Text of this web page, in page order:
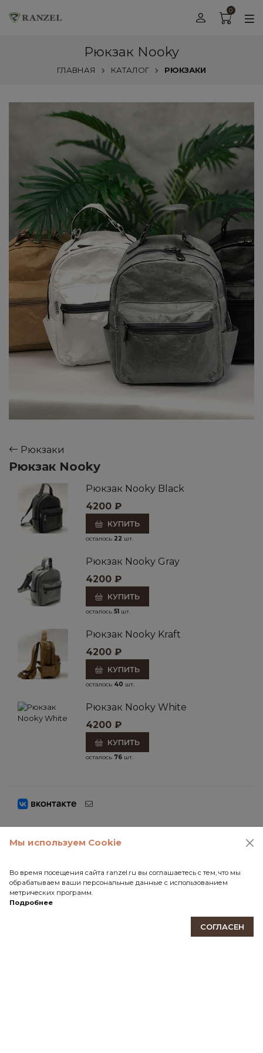
0
Рюкзак Nooky
ГЛАВНАЯ КАТАЛОГ РЮКЗАКИ
Рюкзаки
Рюкзак Nooky
Рюкзак Nooky Black
4200 ₽
КУПИТЬ
осталось 22 шт.
Рюкзак Nooky Gray
4200 ₽
КУПИТЬ
осталось 51 шт.
Рюкзак Nooky Kraft
4200 ₽
КУПИТЬ
осталось 40 шт.
Рюкзак Nooky White
4200 ₽
КУПИТЬ
осталось 76шт.
Будьте в курсе событий мира Ranzel! Новые модели,
эксклюзивные предложения, акции и скидки.
ПОДПИСАТЬСЯ
Мы используем Cookie
Во время посещения сайта ranzel.ru вы соглашаетесь с тем, что мы
обрабатываем ваши персональные данные с использованием
метрических программ.
Подробнее
СОГЛАСЕН